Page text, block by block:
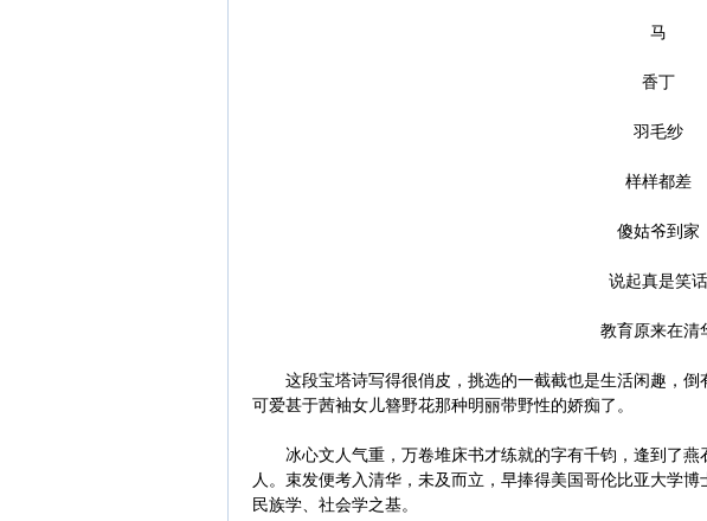
马
香丁
羽毛纱
样样都差
傻姑爷到家
说起真是笑话
教育原来在清
这段宝塔诗写得很俏皮，挑选的一截截也是生活闲趣，倒
可爱甚于茜袖女儿簪野花那种明丽带野性的娇痴了。
冰心文人气重，万卷堆床书才练就的字有千钧，逢到了燕
人。束发便考入清华，未及而立，早捧得美国哥伦比亚大学博
民族学、社会学之基。